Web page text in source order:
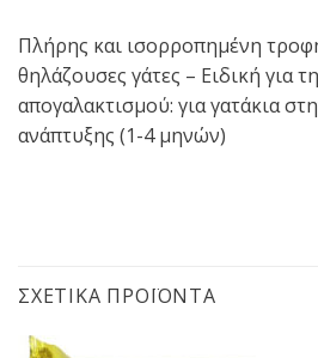
Πλήρης και ισορροπημένη
θηλάζουσες γάτες – Ειδική για
απογαλακτισμού: για γατάκια
ανάπτυξης (1-4 μηνών)
ΣΧΕΤΙΚΆ ΠΡΟΪΌΝΤΑ